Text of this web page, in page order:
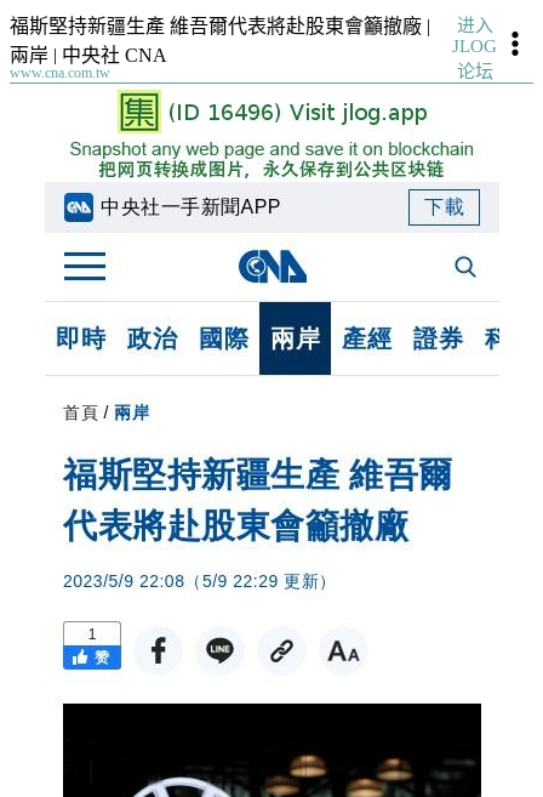
福斯堅持新疆生產 維吾爾代表將赴股東會籲撤廠 |
兩岸 | 中央社 CNA
www.cna.com.tw
进入
JLOG
论坛